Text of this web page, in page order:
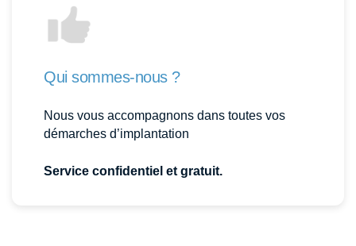
Qui sommes-nous ?
Nous vous accompagnons dans toutes vos
démarches d’implantation
Service confidentiel et gratuit.